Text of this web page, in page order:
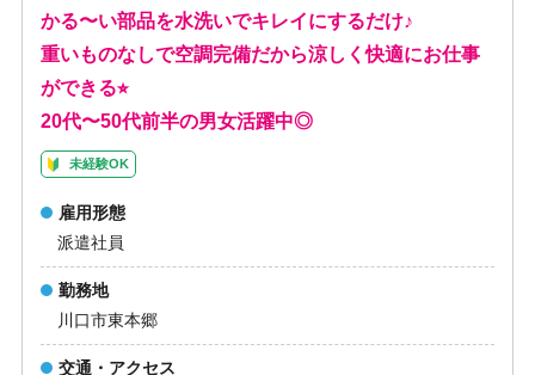
かる〜い部品を水洗いでキレイにするだけ♪
重いものなしで空調完備だから涼しく快適にお仕事
ができる⭐︎
20代〜50代前半の男女活躍中◎
未経験OK
雇用形態
派遣社員
勤務地
川口市東本郷
交通・アクセス